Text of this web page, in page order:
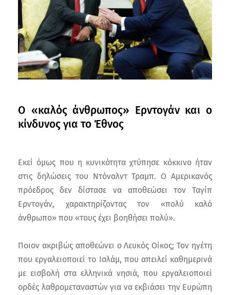
Ο «καλός άνθρωπος» Ερντογάν και ο
κίνδυνος για το Έθνος
Εκεί όμως που η κυνικότητα χτύπησε κόκκινο ήταν
στις δηλώσεις του Ντόναλντ Τραμπ. Ο Αμερικανός
πρόεδρος δεν δίστασε να αποθεώσει τον Ταγίπ
Ερντογάν, χαρακτηρίζοντας τον «πολύ καλό
άνθρωπο» που «τους έχει βοηθήσει πολύ».
Ποιον ακριβώς αποθεώνει ο Λευκός Οίκος; Τον ηγέτη
που εργαλειοποιεί το Ισλάμ, που απειλεί καθημερινά
με εισβολή στα ελληνικά νησιά, που εργαλειοποιεί
ορδές λαθρομεταναστών για να εκβιάσει την Ευρώπη